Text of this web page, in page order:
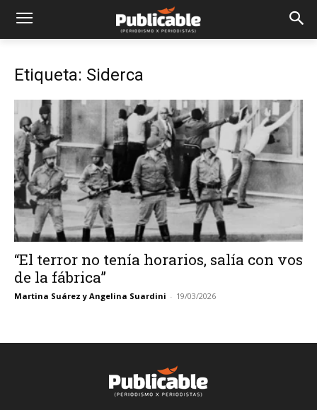
Etiqueta: Siderca
“El terror no tenía horarios, salía con vos
de la fábrica”
Martina Suárez y Angelina Suardini - 19/03/2026